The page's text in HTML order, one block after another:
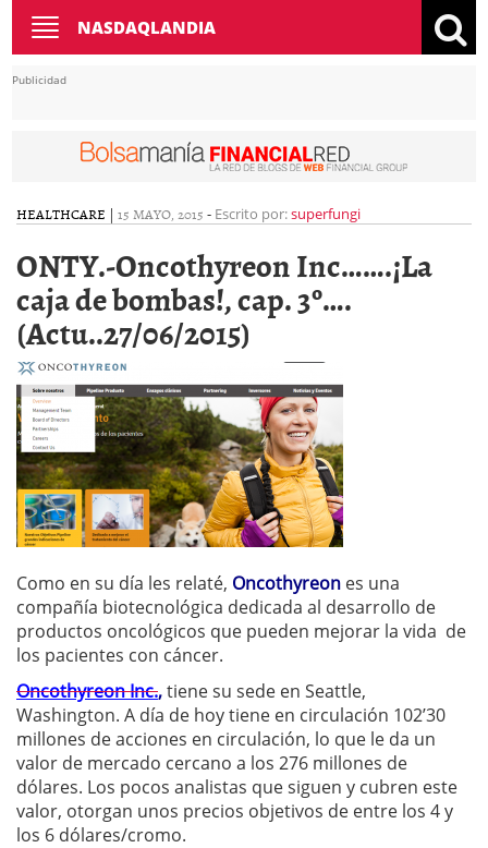
Toggle
navigation
NASDAQLANDIA
Publicidad
HEALTHCARE | 15 MAYO, 2015 - Escrito por:superfungi
ONTY.-Oncothyreon Inc…….¡La
caja de bombas!, cap. 3º….
(Actu..27/06/2015)
Como en su día les relaté, Oncothyreon es una
compañía biotecnológica dedicada al desarrollo de
productos oncológicos que pueden mejorar la vida de
los pacientes con cáncer.
Oncothyreon Inc.,tiene su sede en Seattle,
Washington. A día de hoy tiene en circulación 102’30
millones de acciones en circulación, lo que le da un
valor de mercado cercano a los 276 millones de
dólares. Los pocos analistas que siguen y cubren este
valor, otorgan unos precios objetivos de entre los 4 y
los 6 dólares/cromo.